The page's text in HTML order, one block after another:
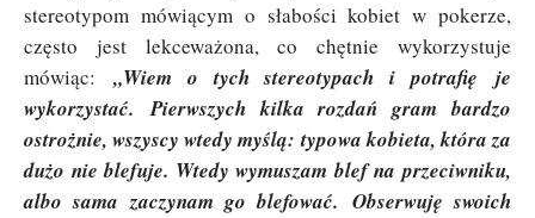
stereotypom mówiącym o słabości kobiet w pokerze,
często jest lekceważona, co chętnie wykorzystuje
mówiąc: „Wiem o tych stereotypach i potrafię je
wykorzystać. Pierwszych kilka rozdań gram bardzo
ostrożnie, wszyscy wtedy myślą: typowa kobieta, która za
dużo nie blefuje. Wtedy wymuszam blef na przeciwniku,
albo sama zaczynam go blefować. Obserwuję swoich